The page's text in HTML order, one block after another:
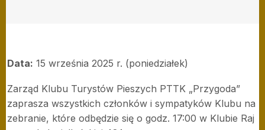
Data: 15 września 2025 r. (poniedziałek)
Zarząd Klubu Turystów Pieszych PTTK „Przygoda”
zaprasza wszystkich członków i sympatyków Klubu na
zebranie, które odbędzie się o godz. 17:00 w Klubie Raj